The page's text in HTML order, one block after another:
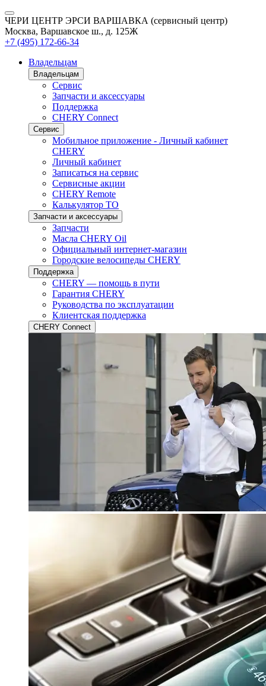
ЧЕРИ ЦЕНТР ЭРСИ ВАРШАВКА (сервисный центр)
Москва, Варшавское ш., д. 125Ж
+7 (495) 172-66-34
Владельцам
Владельцам
Сервис
Запчасти и аксессуары
Поддержка
CHERY Connect
Сервис
Мобильное приложение - Личный кабинет
CHERY
Личный кабинет
Записаться на сервис
Сервисные акции
CHERY Remote
Калькулятор ТО
Запчасти и аксессуары
Запчасти
Масла CHERY Oil
Официальный интернет-магазин
Городские велосипеды CHERY
Поддержка
CHERY — помощь в пути
Гарантия CHERY
Руководства по эксплуатации
Клиентская поддержка
CHERY Connect